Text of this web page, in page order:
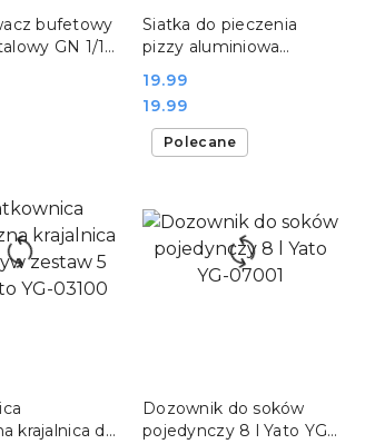
bufetowy
GN 1/1
KOSZYKA
Siatka do pieczenia
pizzy aluminiowa
02038
Cena:
19.99
Cena:
19.99
DO KOSZYKA
krajalnica do
KOSZYKA
Dozownik do soków
pojedynczy 8 l Yato YG-
Polecane
DO KOSZYKA